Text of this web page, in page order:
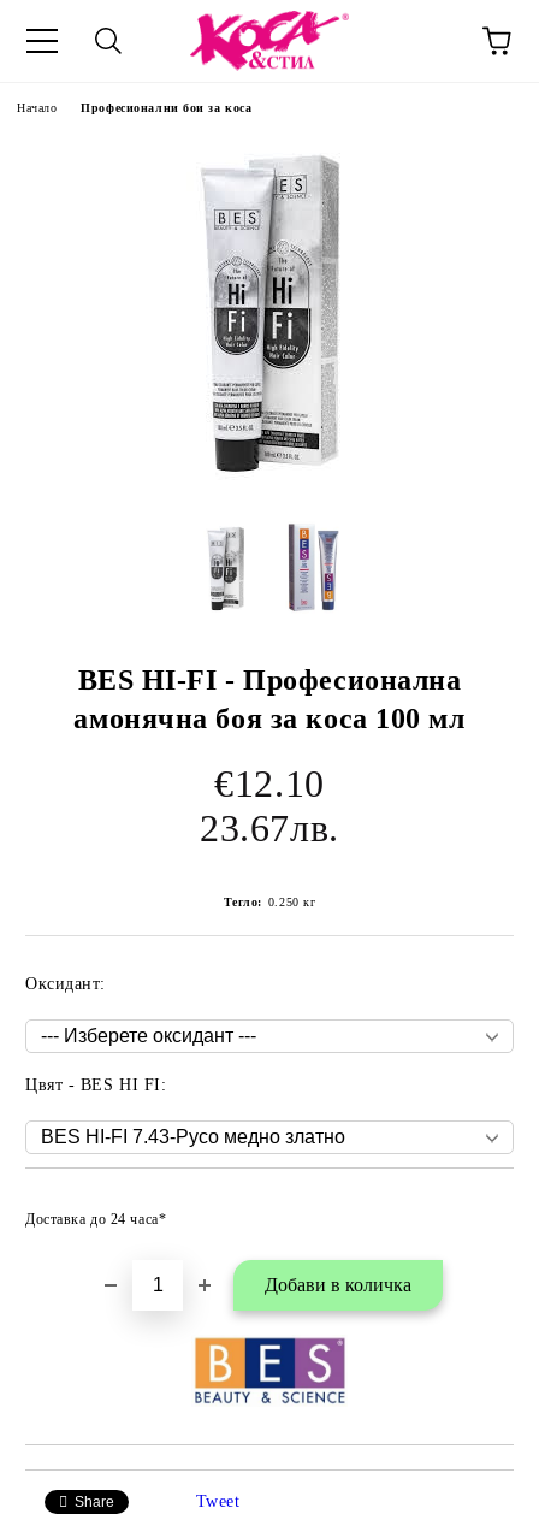
Начало Професионални бои за коса
BES HI-FI - Професионална
амонячна боя за коса 100 мл
€12.10
23.67лв.
Тегло: 0.250 кг
Оксидант:
Цвят - BES HI FI:
Доставка до 24 часа*
Share Tweet